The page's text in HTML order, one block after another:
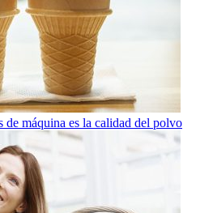
de máquina es la calidad del polvo